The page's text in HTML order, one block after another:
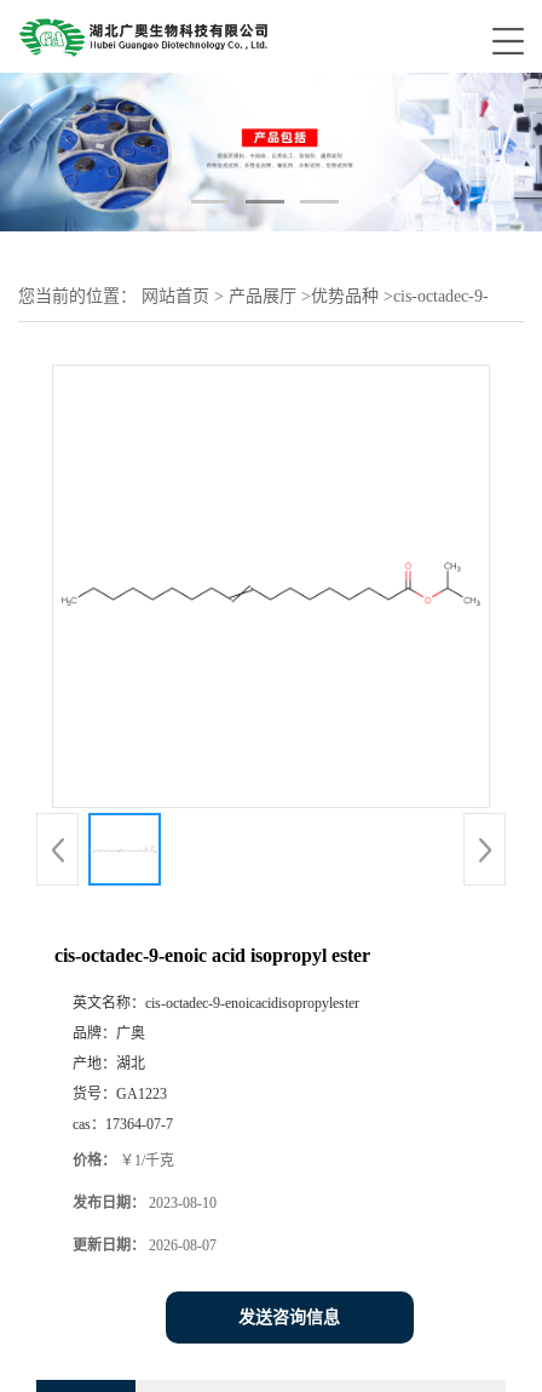
您当前的位置： 网站首页 > 产品展厅 >优势品种 >cis-octadec-9-
cis-octadec-9-enoic acid isopropyl ester
英文名称： cis-octadec-9-enoicacidisopropylester
品牌： 广奥
产地： 湖北
货号： GA1223
cas： 17364-07-7
价格： ￥1/千克
发布日期： 2023-08-10
更新日期： 2026-08-07
发送咨询信息